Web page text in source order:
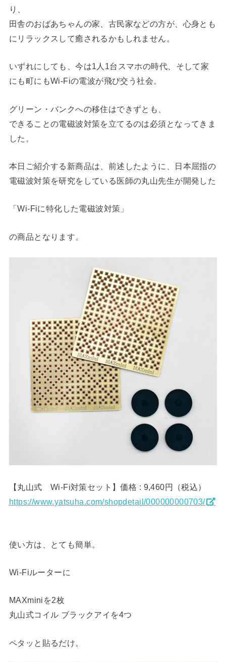
り、
田舎のおばあちゃんの家、古民家などの方が、心身とも
にリラックスして癒されるかもしれません。
いずれにしても、今は1人1台スマホの時代、そして家
にも町にもWi-Fiの電波が飛び交う社会。
グリーン・バンクへの移住はできずとも、
できることの電磁波対策を立てるのは必須となってきま
した。
本日ご紹介する新商品は、前述したように、日本屈指の
電磁波対策を研究をしている医師の丸山先生が開発した
「Wi-Fiに特化した電磁波対策」
の商品となります。
【丸山式 Wi-Fi対策セット】価格 : 9,460円（税込）
https://www.yatsuha.com/shopdetail/000000000703/
使い方は、とても簡単。
Wi-Fiルーターに
MAXminiを2枚
丸山式コイル ブラックアイを4つ
ペタッと貼るだけ。